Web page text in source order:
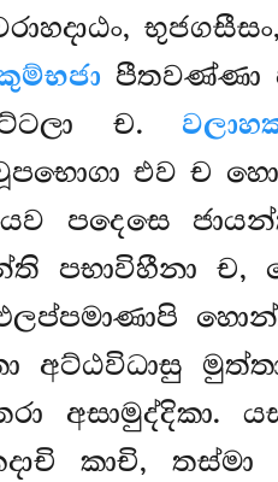
පීතවණ්ණා
ච.
එව ච
පදෙසෙ
පභාවිහීනා ච,
අට්ඨවිධාසු
අසාමුද්දිකා.
කාචි,